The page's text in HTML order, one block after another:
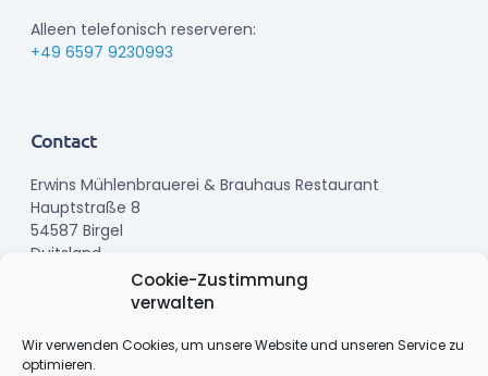
Cookie-Zustimmung
verwalten
Wir verwenden Cookies, um unsere Website und unseren Service zu
optimieren.
Alleen telefonisch reserveren:
+49 6597 9230993
Contact
Erwins Mühlenbrauerei & Brauhaus Restaurant
Hauptstraße 8
54587 Birgel
Duitsland
+49 6597 9230993